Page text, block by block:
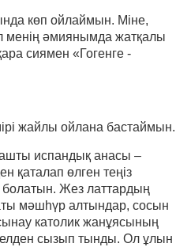
көп ойлаймын. Міне,
менің әмиянымда жатқалы
сиямен «Гогенге -
жайлы ойлана бастаймын.
испандық анасы –
қаталап өлген теңіз
Жез латтардың
мәшһүр алтындар, сосын
католик жанұясының
сызып тынды. Ол ұлын